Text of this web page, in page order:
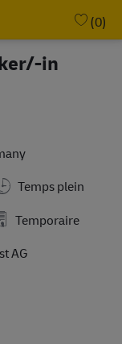
(0)
in
Temps plein
Temporaire
AG